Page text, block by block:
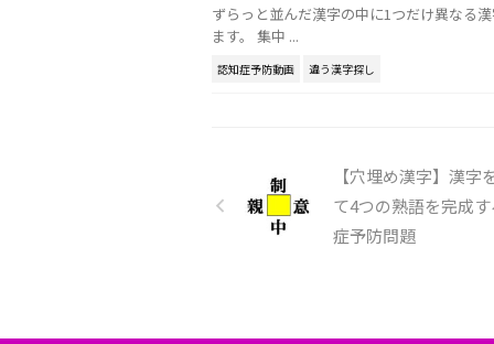
ずらっと並んだ漢字の中に1つだけ異なる
ます。 集中 ...
認知症予防動画 違う漢字探し
【穴埋め漢字】漢字
て4つの熟語を完成
症予防問題